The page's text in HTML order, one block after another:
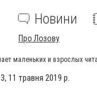
Новини
Про Лозову
маленьких и взрослых
11 травня 2019 р.